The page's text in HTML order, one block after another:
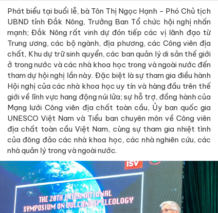
Phát biểu tại buổi lễ, bà Tôn Thị Ngọc Hạnh - Phó Chủ tịch
UBND tỉnh Đắk Nông, Trưởng Ban Tổ chức hội nghị nhấn
mạnh; Đắk Nông rất vinh dự đón tiếp các vị lãnh đạo từ
Trung ương, các bộ ngành, địa phương, các Công viên địa
chất, Khu dự trữ sinh quyển, các ban quản lý di sản thế giới
ở trong nước và các nhà khoa học trong và ngoài nước đến
tham dự hội nghị lần này. Đặc biệt là sự tham gia điều hành
Hội nghị của các nhà khoa học uy tín và hàng đầu trên thế
giới về lĩnh vực hang động núi lửa; sự hỗ trợ, đồng hành của
Mạng lưới Công viên địa chất toàn cầu, Ủy ban quốc gia
UNESCO Việt Nam và Tiểu ban chuyên môn về Công viên
địa chất toàn cầu Việt Nam, cùng sự tham gia nhiệt tình
của đông đảo các nhà khoa học, các nhà nghiên cứu, các
nhà quản lý trong và ngoài nước.